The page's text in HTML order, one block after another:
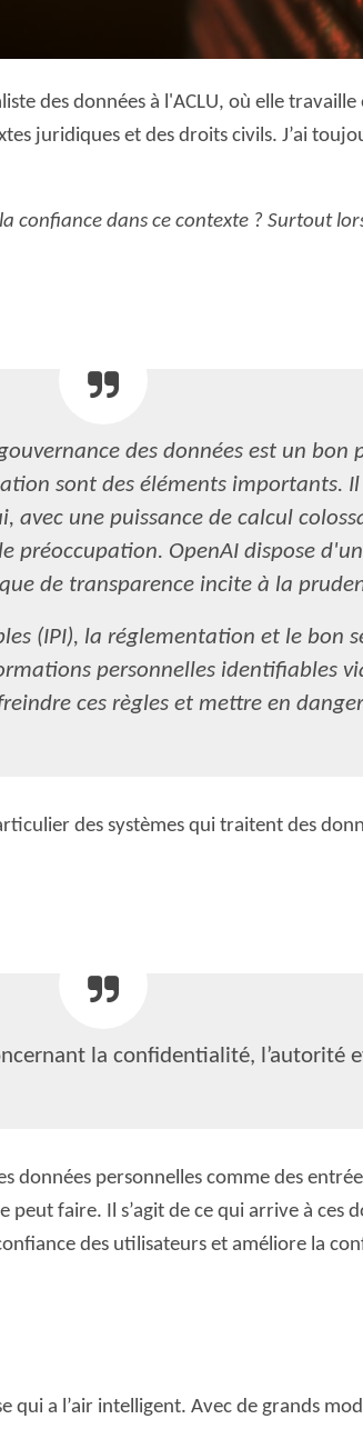
des données à l'ACLU, où elle
juridiques et des droits civils. J’ai
confiance dans ce contexte ? Surtout
des données est un bon
sont des éléments importants.
une puissance de calcul
préoccupation. OpenAI dispose
de transparence incite à la
(IPI), la réglementation et le bon
personnelles identifiables
ces règles et mettre en
des systèmes qui traitent des
la confidentialité, l’autorité
données personnelles comme des
faire. Il s’agit de ce qui arrive à ces
des utilisateurs et améliore la
a l’air intelligent. Avec de grands